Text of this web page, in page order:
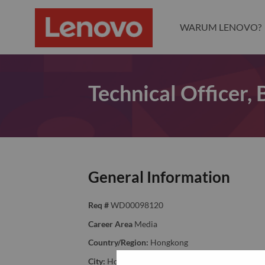
WARUM LENOVO?
Technical Officer,
General Information
Req # WD00098120
Career Area Media
Country/Region: Hongkong
City: Hong Kong